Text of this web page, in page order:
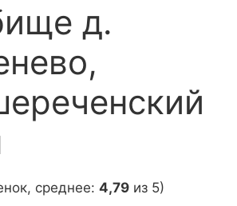
д.
среднее: 4,79 из 5)